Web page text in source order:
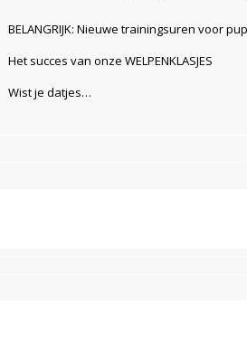
BELANGRIJK: Nieuwe trainingsuren voor
Het succes van onze WELPENKLASJES
Wist je datjes…